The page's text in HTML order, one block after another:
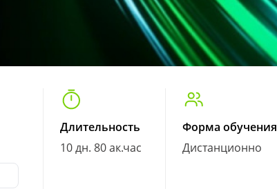
Длительность
10 дн. 80 ак.час
Форма обучения
Дистанционно